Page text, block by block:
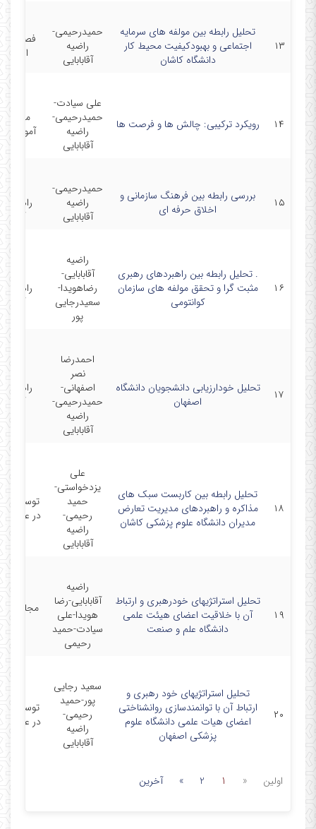
۱۳
تحلیل رابطه بین مولفه های سرمایه
اجتماعی و بهبودکیفیت محیط کار
دانشگاه کاشان
حمیدرحیمی-
راضیه
آقابابایی
فصلنامه
۱۴ رویکرد ترکیبی: چالش ها و فرصت ها
علی سیادت-
حمیدرحیمی-
راضیه
آقابابایی
مجله
آموزش
۱۵
بررسی رابطه بین فرهنگ سازمانی و
اخلاق حرفه ای
حمیدرحیمی-
راضیه
آقابابایی
۱۶
. تحلیل رابطه بین راهبردهای رهبری
مثبت گرا و تحقق مولفه های سازمان
کوانتومی
راضیه
آقابابایی-
رضاهویدا-
سعیدرجایی
پور
۱۷
تحلیل خودارزیابی دانشجویان دانشگاه
اصفهان
احمدرضا
نصر
اصفهانی-
حمیدرحیمی-
راضیه
آقابابایی
۱۸
تحلیل رابطه بین کاربست سبک های
مذاکره و راهبردهای مدیریت تعارض
مدیران دانشگاه علوم پزشکی کاشان
علی
یزدخواستی-
حمید
رحیمی-
راضیه
آقابابایی
توسعه
در علوم
۱۹
تحلیل استراتژیهای خودرهبری و ارتباط
آن با خلاقیت اعضای هیئت علمی
دانشگاه علم و صنعت
راضیه
آقابابایی-رضا
هویدا-علی
سیادت-حمید
رحیمی
مجله
۲۰
تحلیل استراتژیهای خود رهبری و
ارتباط آن با توانمندسازی روانشناختی
اعضای هیات علمی دانشگاه علوم
پزشکی اصفهان
سعید رجایی
پور-حمید
رحیمی-
راضیه
آقابابایی
توسعه
در علوم
اولین «
1
2
» آخرین